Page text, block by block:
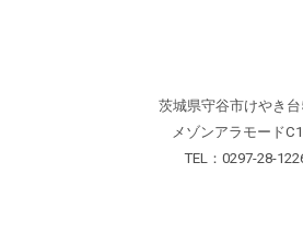
茨城県守谷市けやき台
メゾンアラモード
TEL：0297-28-